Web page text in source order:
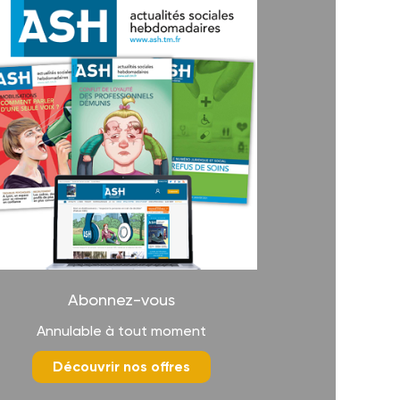
Abonnez-vous
Annulable à tout moment
Découvrir nos offres